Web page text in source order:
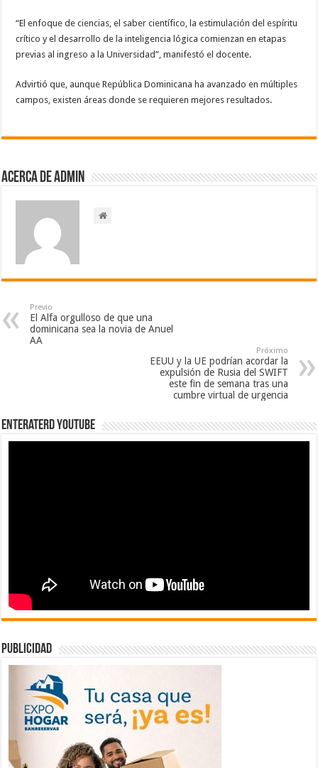
“El enfoque de ciencias, el saber científico, la estimulación del espíritu
crítico y el desarrollo de la inteligencia lógica comienzan en etapas
previas al ingreso a la Universidad”, manifestó el docente.
Advirtió que, aunque República Dominicana ha avanzado en múltiples
campos, existen áreas donde se requieren mejores resultados.
Acerca de admin
Previo
El Alfa orgulloso de que una
dominicana sea la novia de Anuel
AA
Próximo
EEUU y la UE podrían acordar la
expulsión de Rusia del SWIFT
este fin de semana tras una
cumbre virtual de urgencia
EnterateRD YOUTUBE
publicidad